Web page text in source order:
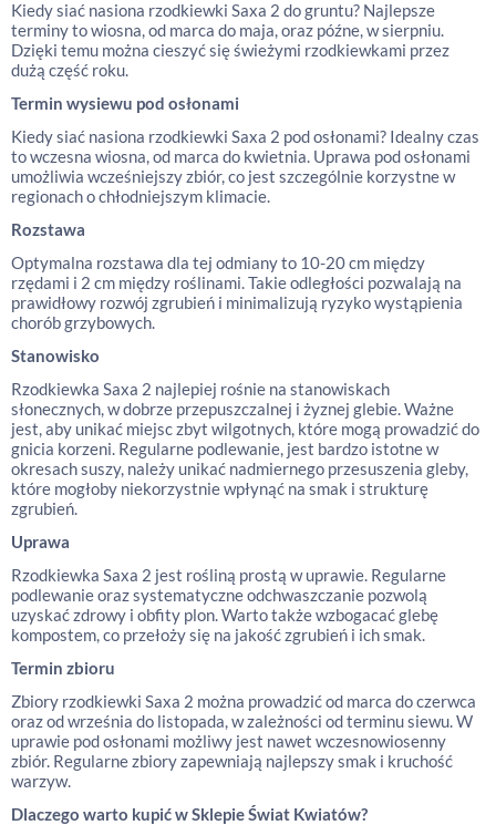
Kiedy siać nasiona rzodkiewki Saxa 2 do gruntu? Najlepsze
terminy to wiosna, od marca do maja, oraz późne, w sierpniu.
Dzięki temu można cieszyć się świeżymi rzodkiewkami przez
dużą część roku.
Termin wysiewu pod osłonami
Kiedy siać nasiona rzodkiewki Saxa 2 pod osłonami? Idealny czas
to wczesna wiosna, od marca do kwietnia. Uprawa pod osłonami
umożliwia wcześniejszy zbiór, co jest szczególnie korzystne w
regionach o chłodniejszym klimacie.
Rozstawa
Optymalna rozstawa dla tej odmiany to 10-20 cm między
rzędami i 2 cm między roślinami. Takie odległości pozwalają na
prawidłowy rozwój zgrubień i minimalizują ryzyko wystąpienia
chorób grzybowych.
Stanowisko
Rzodkiewka Saxa 2 najlepiej rośnie na stanowiskach
słonecznych, w dobrze przepuszczalnej i żyznej glebie. Ważne
jest, aby unikać miejsc zbyt wilgotnych, które mogą prowadzić do
gnicia korzeni. Regularne podlewanie, jest bardzo istotne w
okresach suszy, należy unikać nadmiernego przesuszenia gleby,
które mogłoby niekorzystnie wpłynąć na smak i strukturę
zgrubień.
Uprawa
Rzodkiewka Saxa 2 jest rośliną prostą w uprawie. Regularne
podlewanie oraz systematyczne odchwaszczanie pozwolą
uzyskać zdrowy i obfity plon. Warto także wzbogacać glebę
kompostem, co przełoży się na jakość zgrubień i ich smak.
Termin zbioru
Zbiory rzodkiewki Saxa 2 można prowadzić od marca do czerwca
oraz od września do listopada, w zależności od terminu siewu. W
uprawie pod osłonami możliwy jest nawet wczesnowiosenny
zbiór. Regularne zbiory zapewniają najlepszy smak i kruchość
warzyw.
Dlaczego warto kupić w Sklepie Świat Kwiatów?